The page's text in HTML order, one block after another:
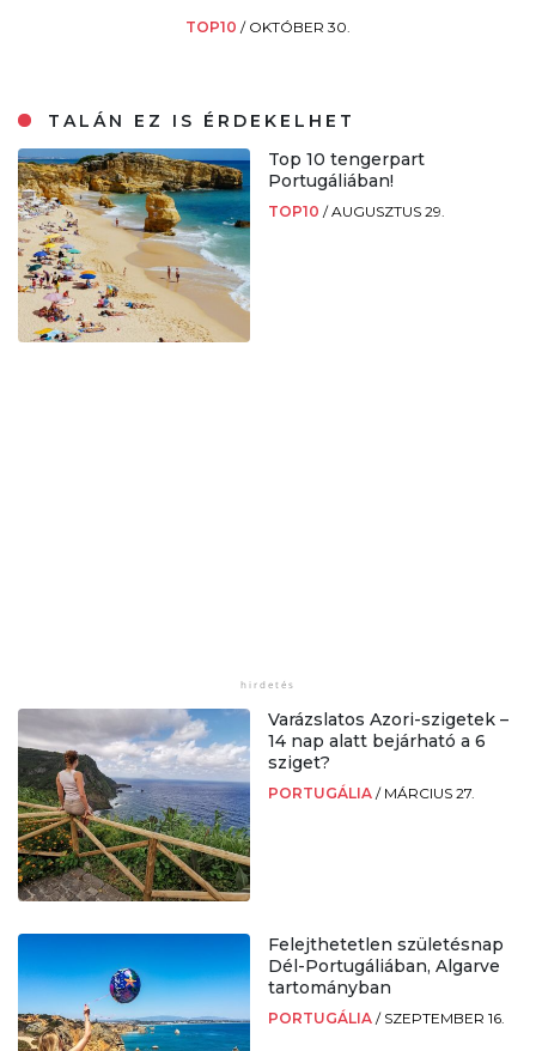
TOP10 / OKTÓBER 30.
TALÁN EZ IS ÉRDEKELHET
Top 10 tengerpart
Portugáliában!
TOP10 /AUGUSZTUS 29.
Varázslatos Azori-szigetek –
14 nap alatt bejárható a 6
sziget?
PORTUGÁLIA / MÁRCIUS 27.
Felejthetetlen születésnap
Dél-Portugáliában, Algarve
tartományban
PORTUGÁLIA / SZEPTEMBER 16.